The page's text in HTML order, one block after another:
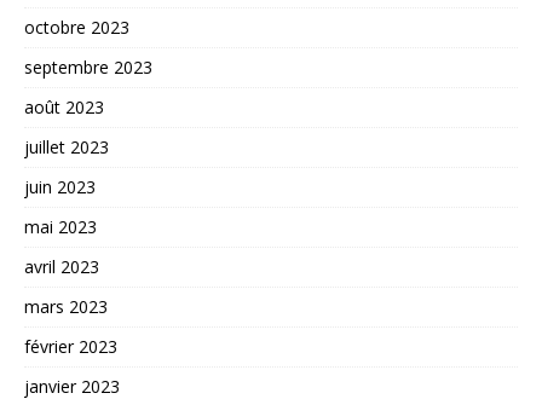
octobre 2023
septembre 2023
août 2023
juillet 2023
juin 2023
mai 2023
avril 2023
mars 2023
février 2023
janvier 2023